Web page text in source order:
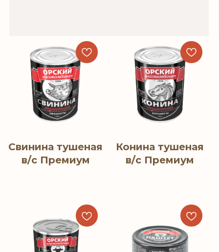
Свинина тушеная
в/с Премиум
Конина тушеная
в/с Премиум